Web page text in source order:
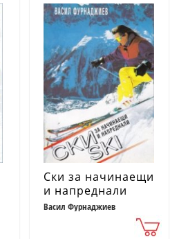
Ски за начинаещи
и напреднали
Васил Фурнаджиев